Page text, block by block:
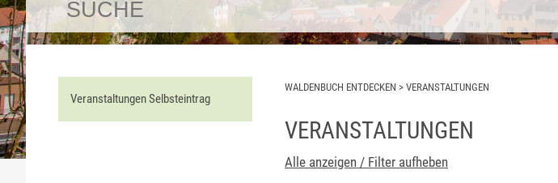
Veranstaltungen Selbsteintrag
WALDENBUCH ENTDECKEN > VERANSTALTUNGEN
VERANSTALTUNGEN
Alle anzeigen / Filter aufheben